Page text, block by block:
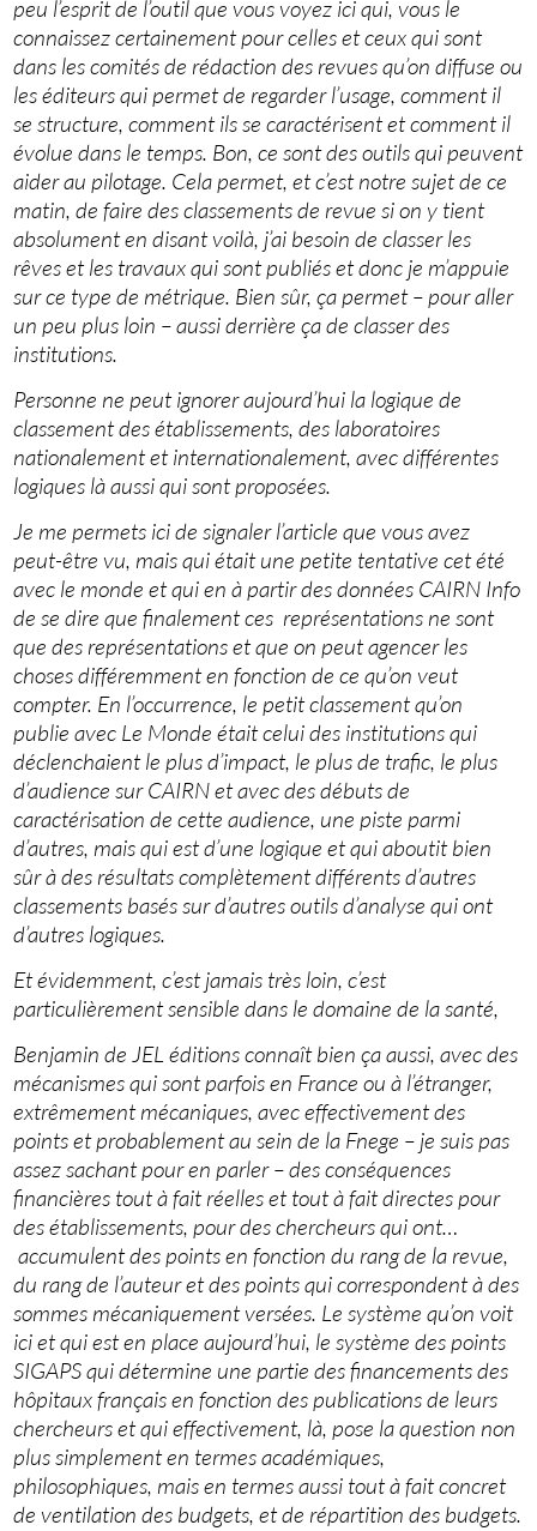
peu l’esprit de l’outil que vous voyez ici qui, vous le
connaissez certainement pour celles et ceux qui sont
dans les comités de rédaction des revues qu’on diffuse ou
les éditeurs qui permet de regarder l’usage, comment il
se structure, comment ils se caractérisent et comment il
évolue dans le temps. Bon, ce sont des outils qui peuvent
aider au pilotage. Cela permet, et c’est notre sujet de ce
matin, de faire des classements de revue si on y tient
absolument en disant voilà, j’ai besoin de classer les
rêves et les travaux qui sont publiés et donc je m’appuie
sur ce type de métrique. Bien sûr, ça permet – pour aller
un peu plus loin – aussi derrière ça de classer des
institutions.
Personne ne peut ignorer aujourd’hui la logique de
classement des établissements, des laboratoires
nationalement et internationalement, avec différentes
logiques là aussi qui sont proposées.
Je me permets ici de signaler l’article que vous avez
peut-être vu, mais qui était une petite tentative cet été
avec le monde et qui en à partir des données CAIRN Info
de se dire que finalement ces représentations ne sont
que des représentations et que on peut agencer les
choses différemment en fonction de ce qu’on veut
compter. En l’occurrence, le petit classement qu’on
publie avec Le Monde était celui des institutions qui
déclenchaient le plus d’impact, le plus de trafic, le plus
d’audience sur CAIRN et avec des débuts de
caractérisation de cette audience, une piste parmi
d’autres, mais qui est d’une logique et qui aboutit bien
sûr à des résultats complètement différents d’autres
classements basés sur d’autres outils d’analyse qui ont
d’autres logiques.
Et évidemment, c’est jamais très loin, c’est
particulièrement sensible dans le domaine de la santé,
Benjamin de JEL éditions connaît bien ça aussi, avec des
mécanismes qui sont parfois en France ou à l’étranger,
extrêmement mécaniques, avec effectivement des
points et probablement au sein de la Fnege – je suis pas
assez sachant pour en parler – des conséquences
financières tout à fait réelles et tout à fait directes pour
des établissements, pour des chercheurs qui ont…
accumulent des points en fonction du rang de la revue,
du rang de l’auteur et des points qui correspondent à des
sommes mécaniquement versées. Le système qu’on voit
ici et qui est en place aujourd’hui, le système des points
SIGAPS qui détermine une partie des financements des
hôpitaux français en fonction des publications de leurs
chercheurs et qui effectivement, là, pose la question non
plus simplement en termes académiques,
philosophiques, mais en termes aussi tout à fait concret
de ventilation des budgets, et de répartition des budgets.